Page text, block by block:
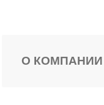
О КОМПАНИИ